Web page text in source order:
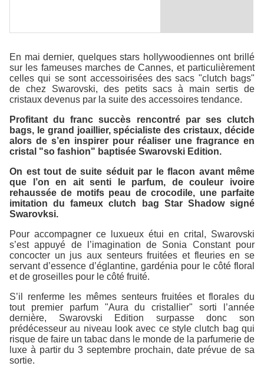
En mai dernier, quelques stars hollywoodiennes ont brillé
sur les fameuses marches de Cannes, et particulièrement
celles qui se sont accessoirisées des sacs "clutch bags"
de chez Swarovski, des petits sacs à main sertis de
cristaux devenus par la suite des accessoires tendance.
Profitant du franc succès rencontré par ses clutch
bags, le grand joaillier, spécialiste des cristaux, décide
alors de s’en inspirer pour réaliser une fragrance en
cristal "so fashion" baptisée Swarovski Edition.
On est tout de suite séduit par le flacon avant même
que l’on en ait senti le parfum, de couleur ivoire
rehaussée de motifs peau de crocodile, une parfaite
imitation du fameux clutch bag Star Shadowsigné
Swarovksi.
Pour accompagner ce luxueux étui en crital, Swarovski
s’est appuyé de l’imagination de Sonia Constant pour
concocter un jus aux senteurs fruitées et fleuries en se
servant d’essence d’églantine, gardénia pour le côté floral
et de groseilles pour le côté fruité.
S’il renferme les mêmes senteurs fruitées et florales du
tout premier parfum "Aura du cristallier" sorti l’année
dernière, Swarovski Edition surpasse donc son
prédécesseur au niveau look avec ce style clutch bag qui
risque de faire un tabac dans le monde de la parfumerie de
luxe à partir du 3 septembre prochain, date prévue de sa
sortie.